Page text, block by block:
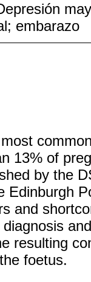
embarazo
13% of
by the
Edinburgh
and
resulting
foetus.